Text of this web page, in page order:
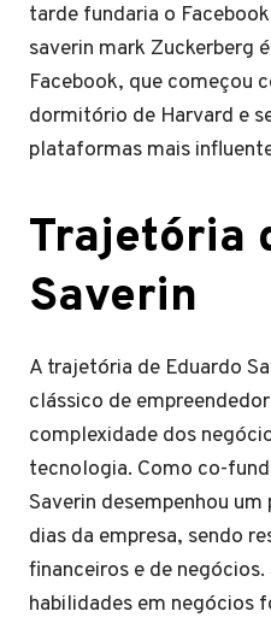
tarde fundaria o
saverin mark Zuckerberg
Facebook, que começou
dormitório de Harvard e
plataformas mais
Trajetória
Saverin
A trajetória de Eduardo
clássico de
complexidade dos
tecnologia. Como co-
Saverin desempenhou
dias da empresa, sendo
financeiros e de
habilidades em negócios